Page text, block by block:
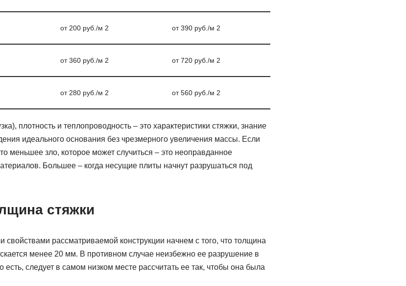
от 200 руб./м 2 от 390 руб./м 2
от 360 руб./м 2 от 720 руб./м 2
от 280 руб./м 2 от 560 руб./м 2
плотность и теплопроводность – это характеристики стяжки, знание
идеального основания без чрезмерного увеличения массы. Если
меньшее зло, которое может случиться – это неоправданное
Большее – когда несущие плиты начнут разрушаться под
стяжки
свойствами рассматриваемой конструкции начнем с того, что толщина
менее 20 мм. В противном случае неизбежно ее разрушение в
есть, следует в самом низком месте рассчитать ее так, чтобы она была